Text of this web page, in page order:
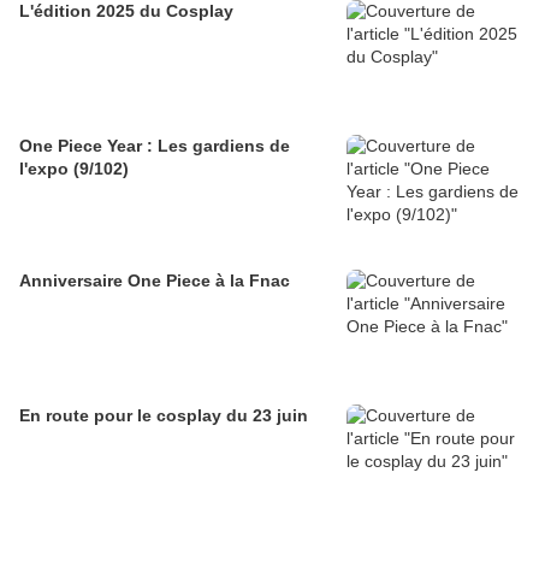
L'édition 2025 du Cosplay
One Piece Year : Les gardiens de
l'expo (9/102)
Anniversaire One Piece à la Fnac
En route pour le cosplay du 23 juin